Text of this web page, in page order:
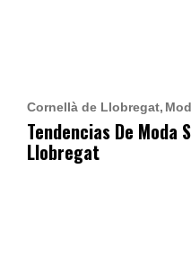
Cornellà de Llobregat
Tendencias De Moda
Llobregat